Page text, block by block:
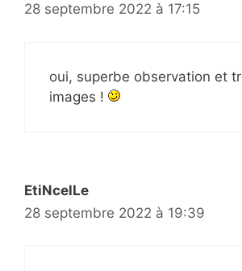
28 septembre 2022 à 17:15
oui, superbe observation et
images !
EtiNcelLe
28 septembre 2022 à 19:39